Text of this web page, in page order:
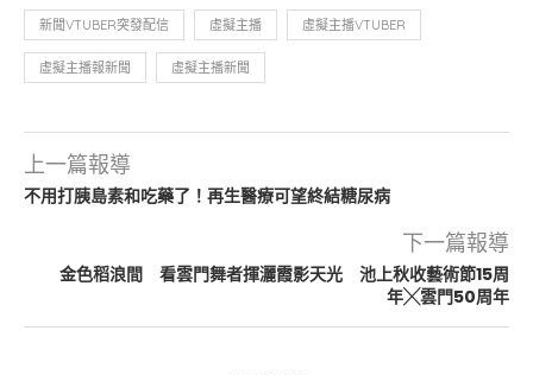
新聞VTUBER突發配信 虛擬主播 虛擬主播VTUBER
虛擬主播報新聞 虛擬主播新聞
上一篇報導
不用打胰島素和吃藥了！再生醫療可望終結糖尿病
下一篇報導
金色稻浪間 看雲門舞者揮灑霞影天光 池上秋收藝術節15周
年╳雲門50周年